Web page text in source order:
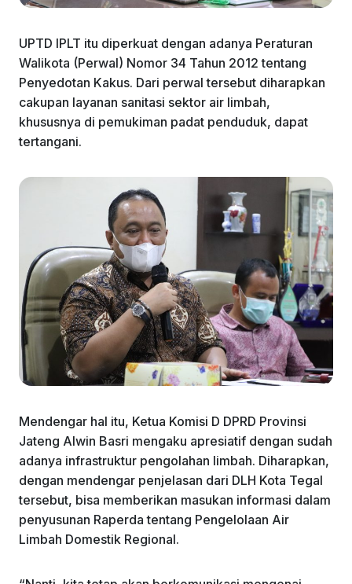
UPTD IPLT itu diperkuat dengan adanya Peraturan
Walikota (Perwal) Nomor 34 Tahun 2012 tentang
Penyedotan Kakus. Dari perwal tersebut diharapkan
cakupan layanan sanitasi sektor air limbah,
khususnya di pemukiman padat penduduk, dapat
tertangani.
Mendengar hal itu, Ketua Komisi D DPRD Provinsi
Jateng Alwin Basri mengaku apresiatif dengan sudah
adanya infrastruktur pengolahan limbah. Diharapkan,
dengan mendengar penjelasan dari DLH Kota Tegal
tersebut, bisa memberikan masukan informasi dalam
penyusunan Raperda tentang Pengelolaan Air
Limbah Domestik Regional.